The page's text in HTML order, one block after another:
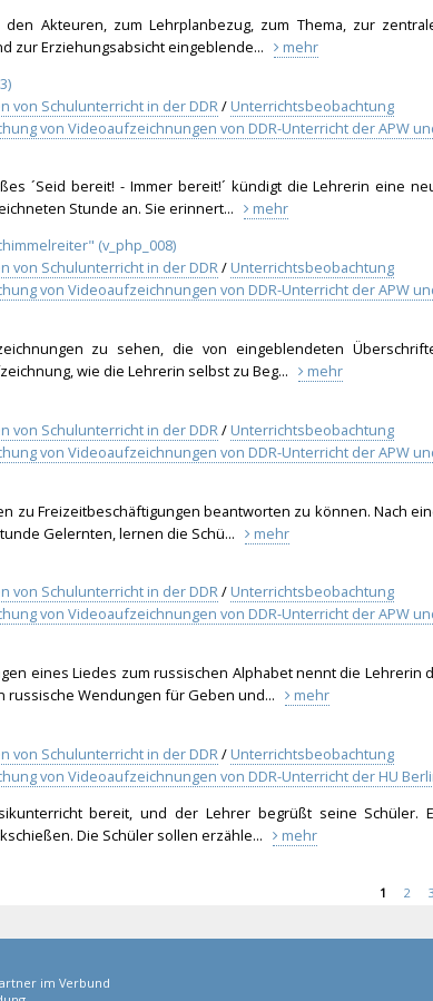
Akteuren, zum Lehrplanbezug, zum Thema, zur
zur Erziehungsabsicht eingeblende...
mehr
von Schulunterricht in der DDR/ Unterrichtsbeobachtung
von Videoaufzeichnungen von DDR-Unterricht der APW
´Seid bereit! - Immer bereit!´ kündigt die Lehrerin eine
Stunde an. Sie erinnert...
mehr
(v_php_008)
von Schulunterricht in der DDR/ Unterrichtsbeobachtung
von Videoaufzeichnungen von DDR-Unterricht der APW
zu sehen, die von eingeblendeten
wie die Lehrerin selbst zu Beg...
mehr
von Schulunterricht in der DDR/ Unterrichtsbeobachtung
von Videoaufzeichnungen von DDR-Unterricht der APW
zu Freizeitbeschäftigungen beantworten zu können. Nach
Gelernten, lernen die Schü...
mehr
von Schulunterricht in der DDR/ Unterrichtsbeobachtung
von Videoaufzeichnungen von DDR-Unterricht der APW
eines Liedes zum russischen Alphabet nennt die Lehrerin
Wendungen für Geben und...
mehr
von Schulunterricht in der DDR/ Unterrichtsbeobachtung
von Videoaufzeichnungen von DDR-Unterricht der HU
bereit, und der Lehrer begrüßt seine Schüler.
Die Schüler sollen erzähle...
mehr
1 2
im Verbund